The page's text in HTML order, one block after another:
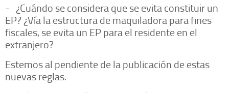
- ¿Cuándo se considera que se evita constituir un
EP? ¿Vía la estructura de maquiladora para fines
fiscales, se evita un EP para el residente en el
extranjero?
Estemos al pendiente de la publicación de estas
nuevas reglas.